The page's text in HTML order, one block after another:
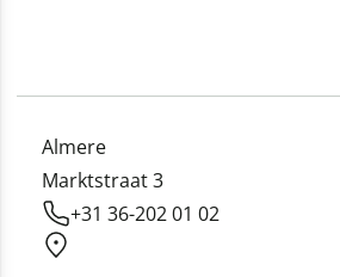
Almere
Marktstraat 3
+31 36-202 01 02